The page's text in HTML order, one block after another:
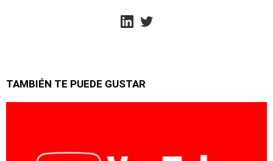
linkedin
TAMBIÉN TE PUEDE GUSTAR